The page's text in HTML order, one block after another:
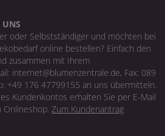
UNS
oder Selbstständiger und möchten bei
online bestellen? Einfach den
zusammen mit Ihrem
internet@blumenzentrale.de, Fax: 089
+49 176 47799155 an uns übermitteln.
Kundenkontos erhalten Sie per E-Mail
Zum Kundenantrag